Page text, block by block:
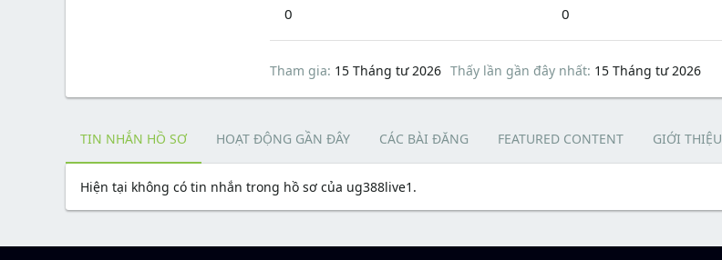
0 0
Tham gia 15 Tháng tư 2026 Thấy lần gần đây nhất 15 Tháng tư 2026
TIN NHẮN HỒ SƠ HOẠT ĐỘNG GẦN ĐÂY CÁC BÀI ĐĂNG FEATURED CONTENT GIỚI THIỆU
Hiện tại không có tin nhắn trong hồ sơ của ug388live1.